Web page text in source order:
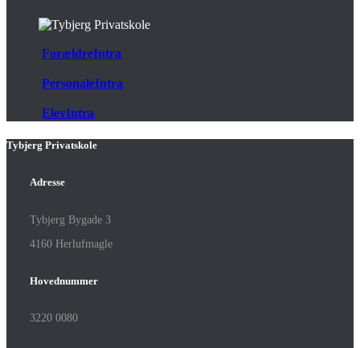
ForældreIntra
PersonaleIntra
ElevIntra
Tybjerg Privatskole
Adresse
Tybjerg Bygade 3
4160 Herlufmagle
Hovednummer
3220 0080